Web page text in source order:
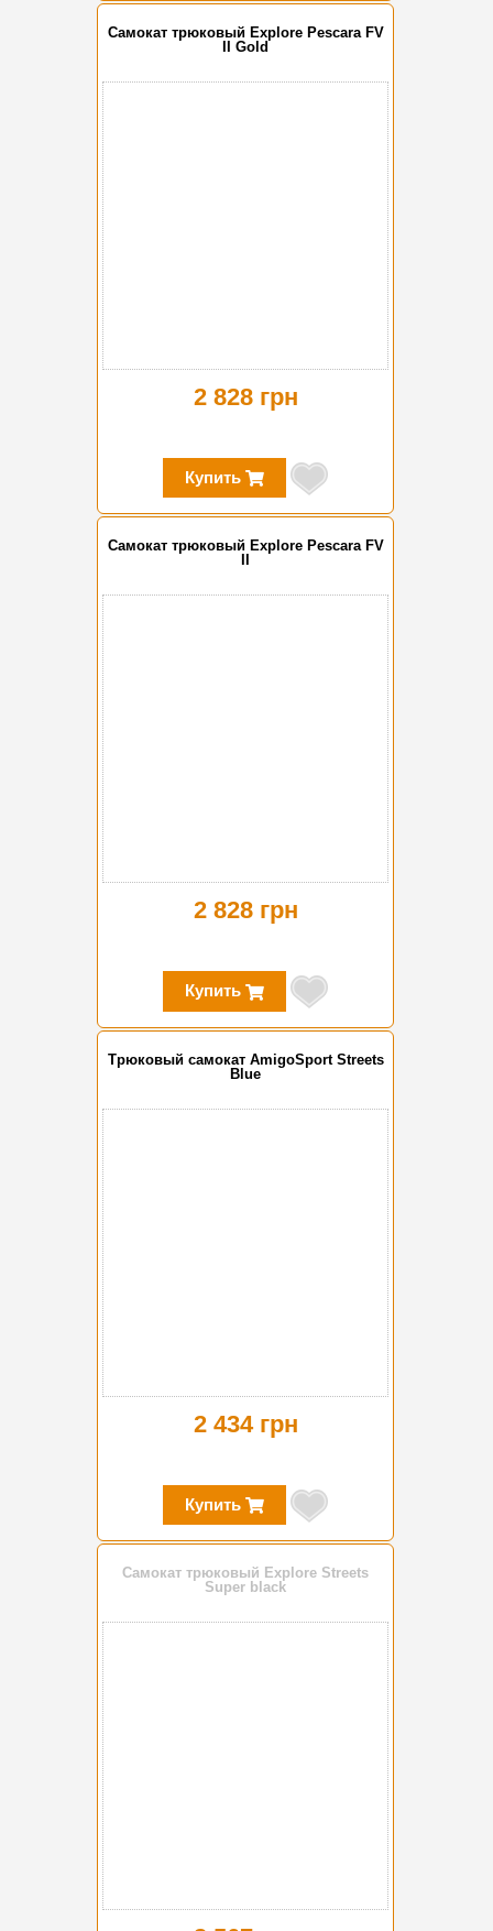
Самокат трюковый Explore Pescara FV
II Gold
2 828 грн
Купить
Самокат трюковый Explore Pescara FV
2 828 грн
Купить
Трюковый самокат AmigoSport Streets
Blue
2 434 грн
Купить
Самокат трюковый Explore Streets
Super black